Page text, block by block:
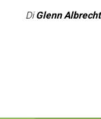
DiGlenn Albrecht